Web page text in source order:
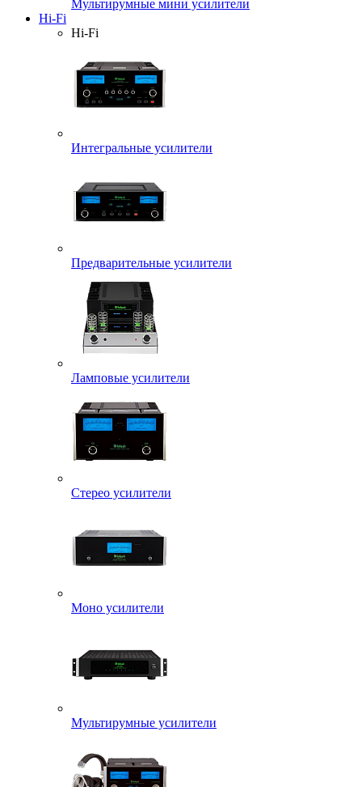
Мультирумные мини усилители
Hi-Fi
Hi-Fi
Интегральные усилители
Предварительные усилители
Ламповые усилители
Стерео усилители
Моно усилители
Мультирумные усилители